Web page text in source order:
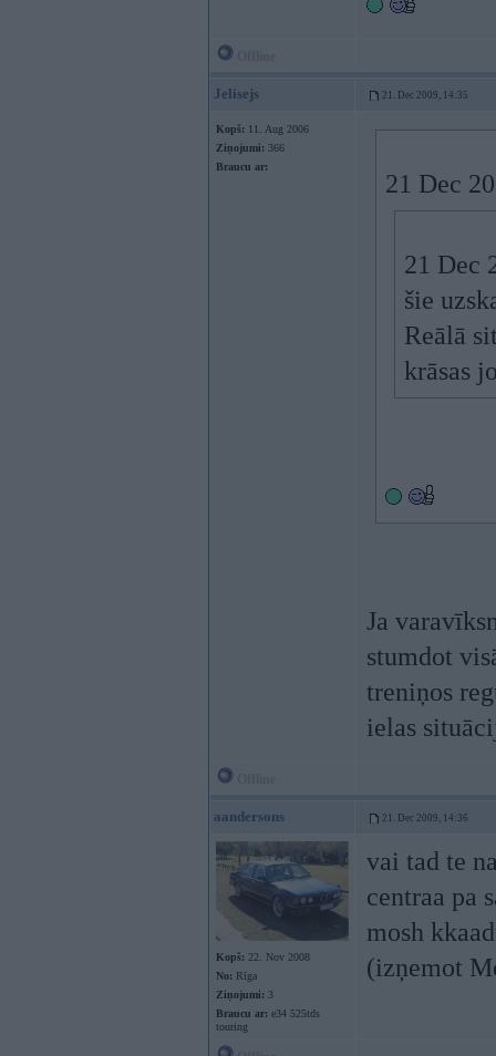
Jelisejs 21. Dec 2009, 14:35
Kopš: 11. Aug 2006
Ziņojumi: 366
Braucu ar:
21 Dec
21 Dec
šie
Reālā
krāsas
Ja
stumdot
treniņos
ielas
aandersons 21. Dec 2009, 14:36
Kopš: 22. Nov 2008
No: Rīga
Ziņojumi: 3
Braucu ar: e34 525tds
touring
vai tad te
centraa pa
mosh
(izņemot